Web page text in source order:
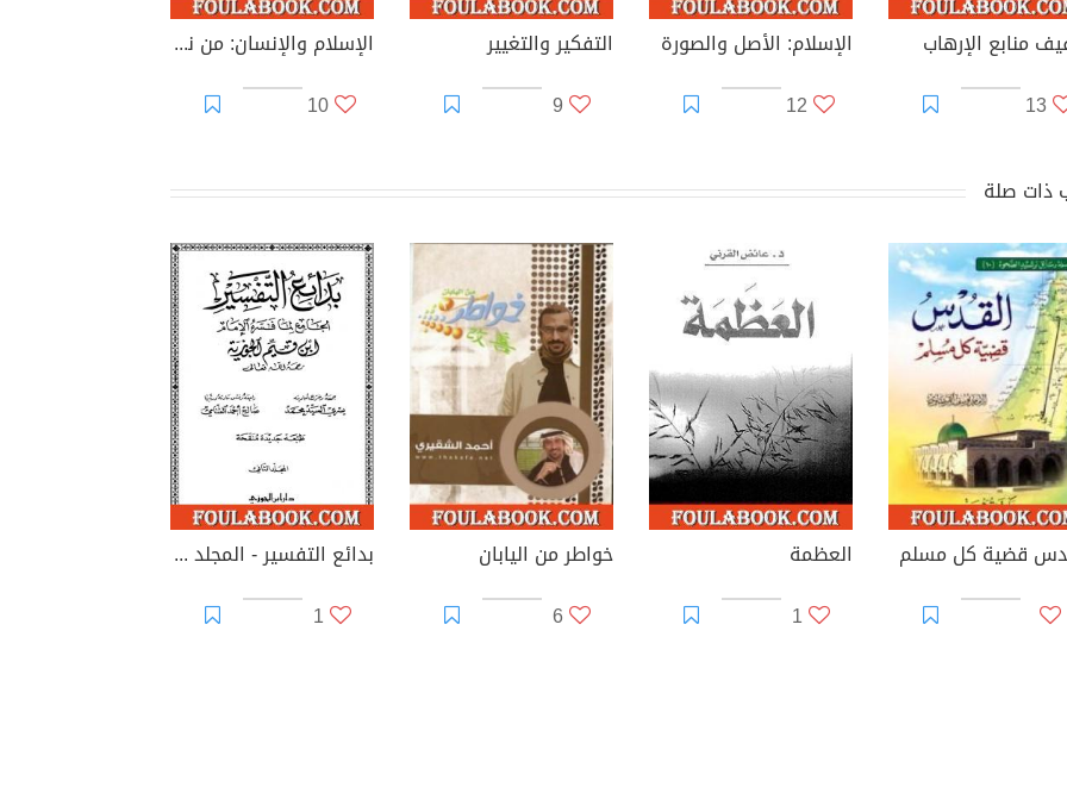
منابع الإرهاب
13
الإسلام: الأصل والصورة
12
التفكير والتغيير
9
الإسلام والإنسان: من نتائج القراءة المعاصرة
10
ذات صلة
قضية كل مسلم
العظمة
1
خواطر من اليابان
6
بدائع التفسير - المجلد الثاني
1